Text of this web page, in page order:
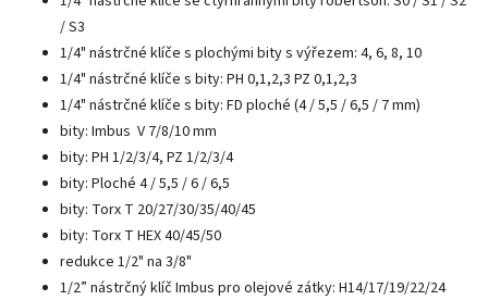
/ S3
1/4" nástrčné klíče s plochými bity s výřezem: 4, 6, 8, 10
1/4" nástrčné klíče s bity: PH 0,1,2,3 PZ 0,1,2,3
1/4" nástrčné klíče s bity: FD ploché (4 / 5,5 / 6,5 / 7 mm)
bity: Imbus V 7/8/10 mm
bity: PH 1/2/3/4, PZ 1/2/3/4
bity: Ploché 4 / 5,5 / 6 / 6,5
bity: Torx T 20/27/30/35/40/45
bity: Torx T HEX 40/45/50
redukce 1/2" na 3/8"
1/2” nástrčný klíč Imbus pro olejové zátky: H14/17/19/22/24